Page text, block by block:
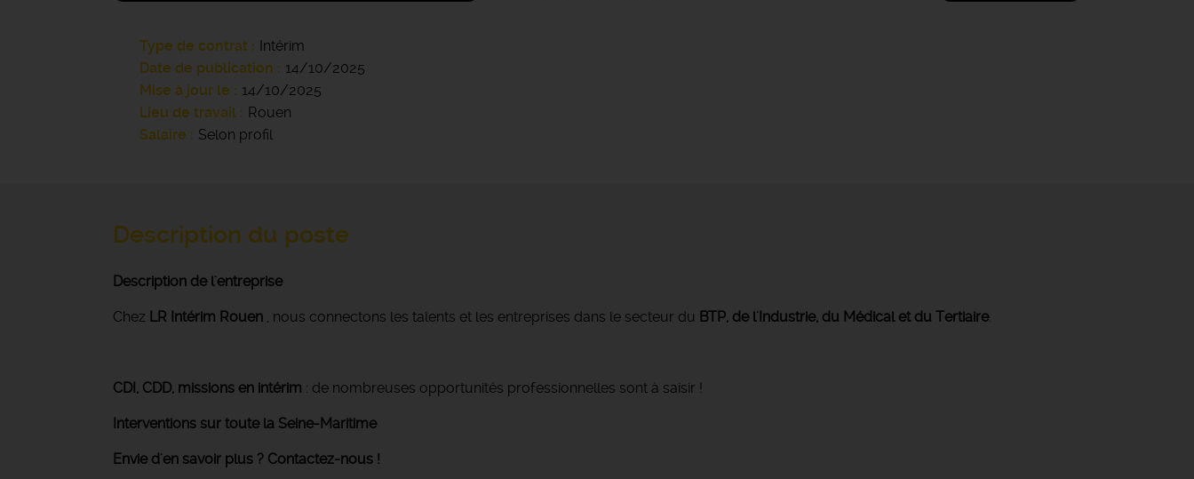
Type de contrat
Intérim
Date de publication
14/10/2025
Mise à jour le
14/10/2025
Lieu de travail
Rouen
Salaire
Selon profil
Description du poste
Description de l'entreprise
Chez LR Intérim Rouen , nous connectons les talents et les entreprises dans le secteur du BTP, de l'Industrie, du Médical et du Tertiaire.
CDI, CDD, missions en intérim : de nombreuses opportunités professionnelles sont à saisir !
Interventions sur toute la Seine-Maritime
Envie d'en savoir plus ? Contactez-nous !